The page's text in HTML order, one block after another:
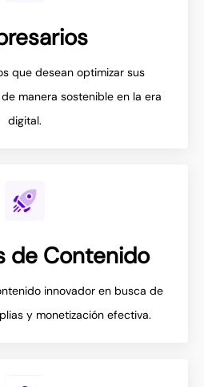
que desean optimizar sus
manera sostenible en la era
digital.
de Contenido
innovador en busca de
y monetización efectiva.